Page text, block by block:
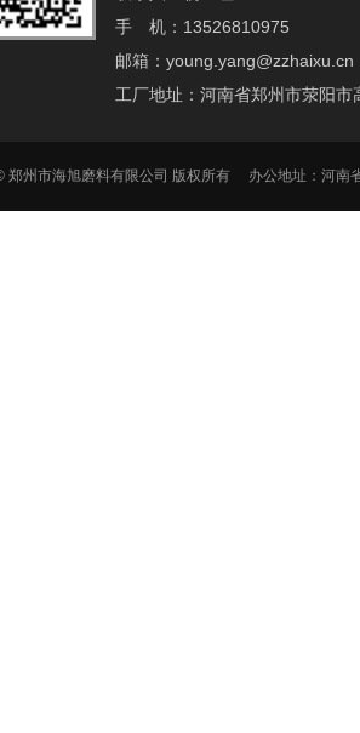
手 机：13526810975
邮箱：young.yang@zzhaixu.cn
工厂地址：河南省郑州市荥阳市
郑州市海旭磨料有限公司 版权所有 办公地址：河